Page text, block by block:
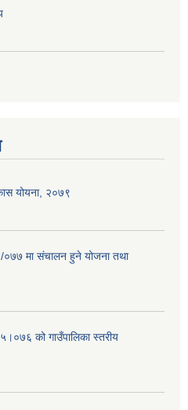
योयना, २०७९
०७७ मा संचालन हुने योजना तथा
को गाउँपालिका स्तरीय